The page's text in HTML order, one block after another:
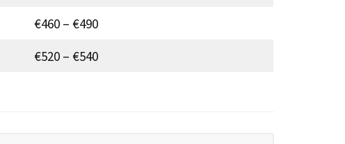
€460 – €490
€520 – €540